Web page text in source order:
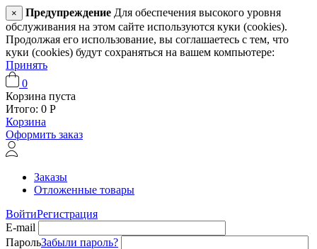
× Предупреждение Для обеспечения высокого уровня
обслуживания на этом сайте используются куки (cookies).
Продолжая его использование, вы соглашаетесь с тем, что
куки (cookies) будут сохраняться на вашем компьютере:
Принять
0
Корзина пуста
Итого: 0 Р
Корзина
Оформить заказ
Заказы
Отложенные товары
ВойтиРегистрация
E-mail
ПарольЗабыли пароль?